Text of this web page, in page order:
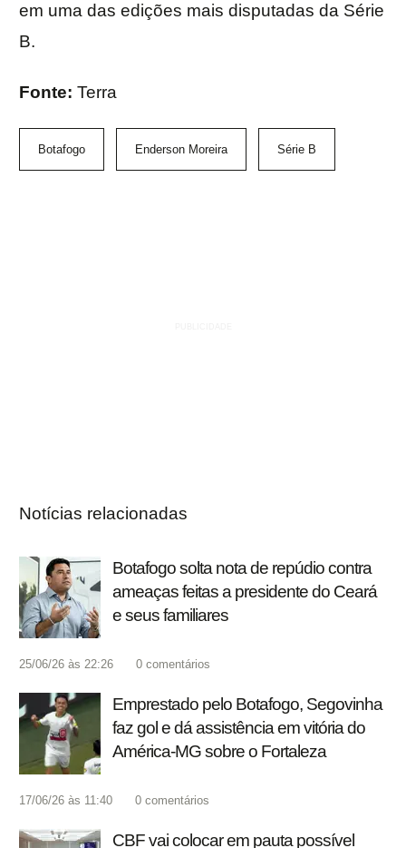
em uma das edições mais disputadas da Série
B.
Fonte: Terra
Botafogo Enderson Moreira Série B
Notícias relacionadas
Botafogo solta nota de repúdio contra
ameaças feitas a presidente do Ceará
e seus familiares
25/06/26 às 22:26 0 comentários
Emprestado pelo Botafogo, Segovinha
faz gol e dá assistência em vitória do
América-MG sobre o Fortaleza
17/06/26 às 11:40 0 comentários
CBF vai colocar em pauta possível